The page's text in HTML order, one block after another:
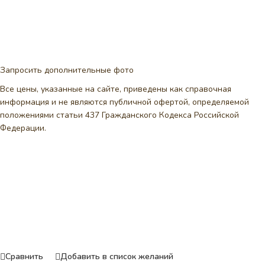
Запросить дополнительные фото
Все цены, указанные на сайте, приведены как справочная
информация и не являются публичной офертой, определяемой
положениями статьи 437 Гражданского Кодекса Российской
Федерации.
Сравнить Добавить в список желаний